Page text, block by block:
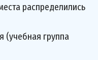
распределились
(учебная группа